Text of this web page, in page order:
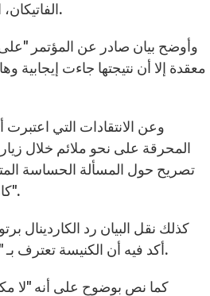
الفاتيكان، الكاردينال ترشيزيو برتوني.
وأوضح بيان صادر عن المؤتمر
معقدة إلا أن نتيجتها جاءت إيجابية
وعن الانتقادات التي
المحرقة على نحو ملائم خلال
تصريح حول المسألة الحساسة
كان يجب أن يتم بعناية كبيرة".
كذلك نقل البيان رد الكاردينال
أكد فيه أن الكنيسة تعترف بـ "الطبيعة الفريدة" للمحرقة.
كما نص بوضوح على أنه "لا